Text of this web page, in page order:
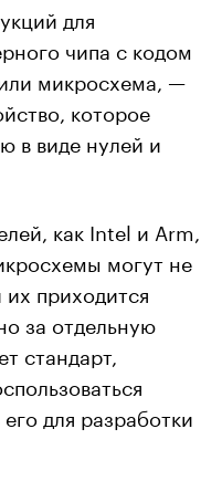
для
чипа с кодом
микросхема, —
которое
в виде нулей и
как Intel и Arm,
могут не
приходится
за отдельную
стандарт,
для разработки